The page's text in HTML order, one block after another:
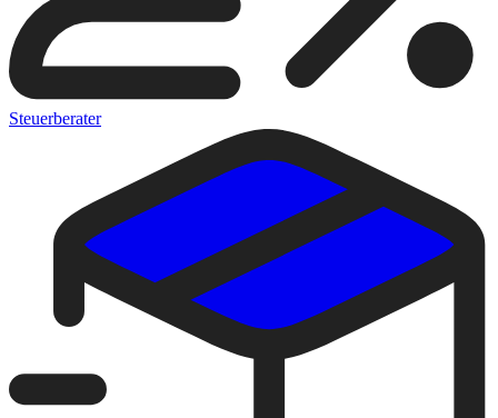
Steuerberater